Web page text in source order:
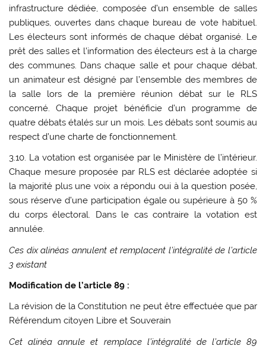
infrastructure dédiée, composée d’un ensemble de salles
publiques, ouvertes dans chaque bureau de vote habituel.
Les électeurs sont informés de chaque débat organisé. Le
prêt des salles et l’information des électeurs est à la charge
des communes. Dans chaque salle et pour chaque débat,
un animateur est désigné par l’ensemble des membres de
la salle lors de la première réunion débat sur le RLS
concerné. Chaque projet bénéficie d’un programme de
quatre débats étalés sur un mois. Les débats sont soumis au
respect d’une charte de fonctionnement.
3.10. La votation est organisée par le Ministère de l’intérieur.
Chaque mesure proposée par RLS est déclarée adoptée si
la majorité plus une voix a répondu oui à la question posée,
sous réserve d’une participation égale ou supérieure à 50 %
du corps électoral. Dans le cas contraire la votation est
annulée.
Ces dix alinéas annulent et remplacent l’intégralité de l’article
3 existant
Modification de l’article 89 :
La révision de la Constitution ne peut être effectuée que par
Référendum citoyen Libre et Souverain
Cet alinéa annule et remplace l’intégralité de l’article 89